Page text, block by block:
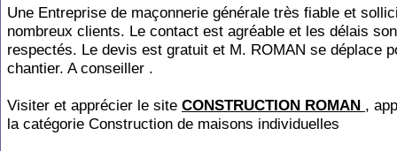
Une Entreprise de maçonnerie générale très fiable et
nombreux clients. Le contact est agréable et les délais
respectés. Le devis est gratuit et M. ROMAN se déplace
chantier. A conseiller .
Visiter et apprécier le site CONSTRUCTION ROMAN ,
la catégorie Construction de maisons individuelles